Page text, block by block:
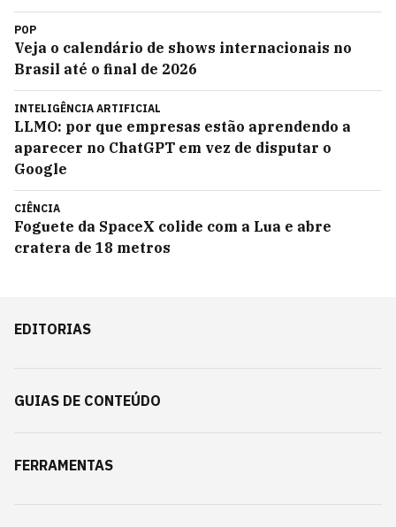
POP
Veja o calendário de shows internacionais no
Brasil até o final de 2026
INTELIGÊNCIA ARTIFICIAL
LLMO: por que empresas estão aprendendo a
aparecer no ChatGPT em vez de disputar o
Google
CIÊNCIA
Foguete da SpaceX colide com a Lua e abre
cratera de 18 metros
EDITORIAS
GUIAS DE CONTEÚDO
FERRAMENTAS